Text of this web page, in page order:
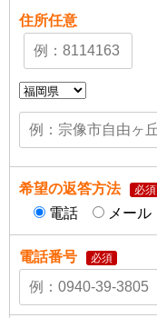
住所任意
希望の返答方法 必須
電話 メール
電話番号 必須